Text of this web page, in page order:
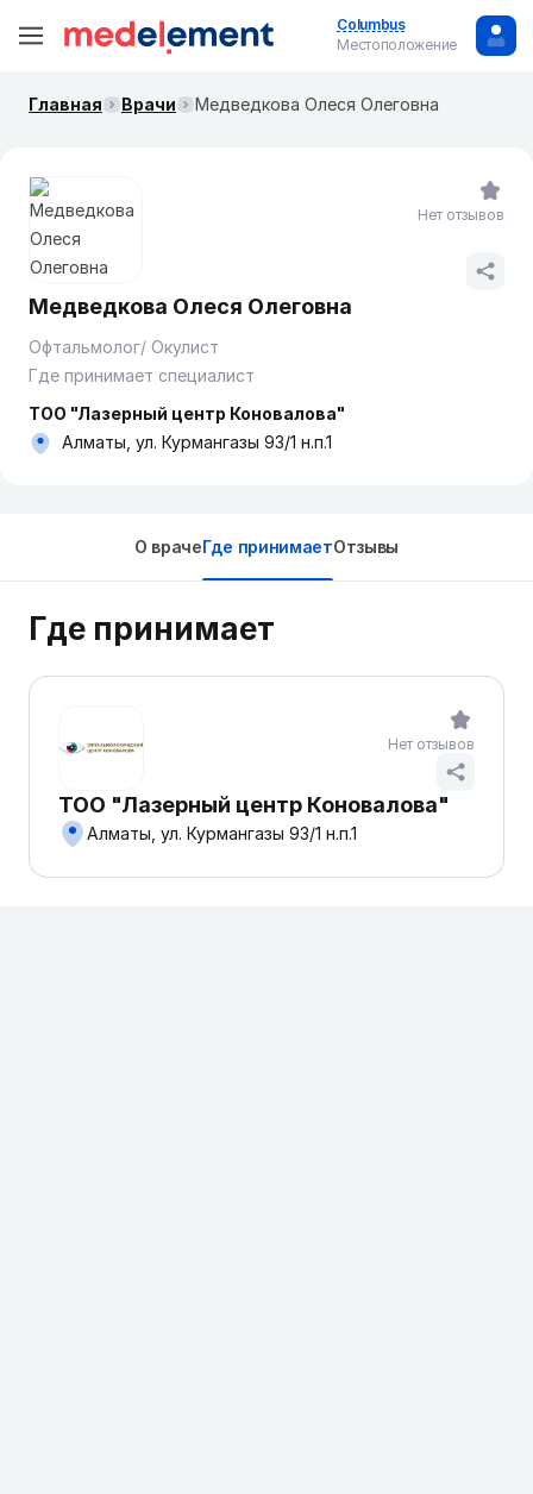
Columbus
Местоположение
Главная Врачи Медведкова Олеся Олеговна
Медведкова Олеся Олеговна
Офтальмолог/ Окулист
Где принимает специалист
ТОО "Лазерный центр Коновалова"
Алматы, ул. Курмангазы 93/1 н.п.1
Нет отзывов
О врачеГде принимаетОтзывы
Где принимает
ТОО "Лазерный центр Коновалова"
Алматы, ул. Курмангазы 93/1 н.п.1
Нет отзывов